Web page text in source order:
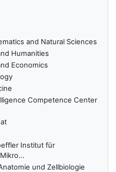
and Natural Sciences
Humanities
Economics
Competence Center
Institut für
und Zellbiologie